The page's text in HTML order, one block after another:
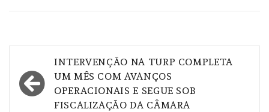
Navegação
de
Post
INTERVENÇÃO NA TURP COMPLETA
UM MÊS COM AVANÇOS
OPERACIONAIS E SEGUE SOB
FISCALIZAÇÃO DA CÂMARA